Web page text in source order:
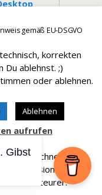
gemäß EU-DSGVO
korrekten
Du ablehnst. ;)
oder ablehnen.
Ablehnen
aufrufen
Provision.
nicht teurer.
Gibst